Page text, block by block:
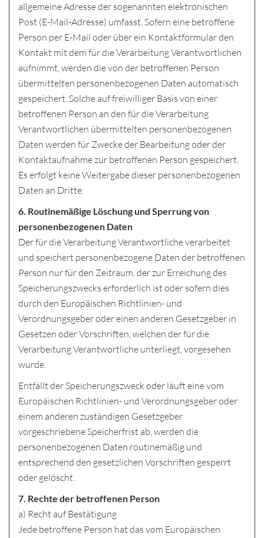
allgemeine Adresse der sogenannten elektronischen
Post (E-Mail-Adresse) umfasst. Sofern eine betroffene
Person per E-Mail oder über ein Kontaktformular den
Kontakt mit dem für die Verarbeitung Verantwortlichen
aufnimmt, werden die von der betroffenen Person
übermittelten personenbezogenen Daten automatisch
gespeichert. Solche auf freiwilliger Basis von einer
betroffenen Person an den für die Verarbeitung
Verantwortlichen übermittelten personenbezogenen
Daten werden für Zwecke der Bearbeitung oder der
Kontaktaufnahme zur betroffenen Person gespeichert.
Es erfolgt keine Weitergabe dieser personenbezogenen
Daten an Dritte.
6. Routinemäßige Löschung und Sperrung von
personenbezogenen Daten
Der für die Verarbeitung Verantwortliche verarbeitet
und speichert personenbezogene Daten der betroffenen
Person nur für den Zeitraum, der zur Erreichung des
Speicherungszwecks erforderlich ist oder sofern dies
durch den Europäischen Richtlinien- und
Verordnungsgeber oder einen anderen Gesetzgeber in
Gesetzen oder Vorschriften, welchen der für die
Verarbeitung Verantwortliche unterliegt, vorgesehen
wurde.
Entfällt der Speicherungszweck oder läuft eine vom
Europäischen Richtlinien- und Verordnungsgeber oder
einem anderen zuständigen Gesetzgeber
vorgeschriebene Speicherfrist ab, werden die
personenbezogenen Daten routinemäßig und
entsprechend den gesetzlichen Vorschriften gesperrt
oder gelöscht.
7. Rechte der betroffenen Person
a) Recht auf Bestätigung
Jede betroffene Person hat das vom Europäischen